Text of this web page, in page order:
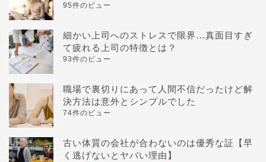
95件のビュー
細かい上司へのストレスで限界…真面目すぎ
て疲れる上司の特徴とは？
93件のビュー
職場で裏切りにあって人間不信だったけど解
決方法は意外とシンプルでした
74件のビュー
古い体質の会社が合わないのは優秀な証【早
く逃げないとヤバい理由】